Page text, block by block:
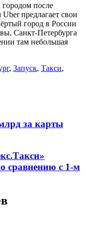
городом после
предлагает свои
город в России
Санкт-Петербурга
там небольшая
, Запуск, Такси,
за карты
сравнению с 1-м